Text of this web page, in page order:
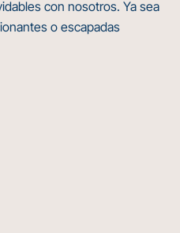
con nosotros. Ya sea
o escapadas